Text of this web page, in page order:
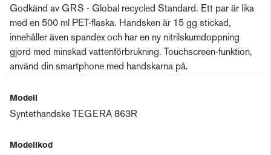
Godkänd av GRS - Global recycled Standard. Ett par är lika
med en 500 ml PET-flaska. Handsken är 15 gg stickad,
innehåller även spandex och har en ny nitrilskumdoppning
gjord med minskad vattenförbrukning. Touchscreen-funktion,
använd din smartphone med handskarna på.
Modell
Syntethandske TEGERA 863R
Modellkod